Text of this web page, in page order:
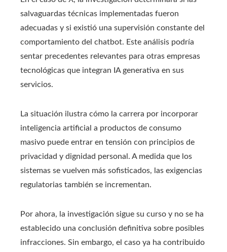
salvaguardas técnicas implementadas fueron
adecuadas y si existió una supervisión constante del
comportamiento del chatbot. Este análisis podría
sentar precedentes relevantes para otras empresas
tecnológicas que integran IA generativa en sus
servicios.
La situación ilustra cómo la carrera por incorporar
inteligencia artificial a productos de consumo
masivo puede entrar en tensión con principios de
privacidad y dignidad personal. A medida que los
sistemas se vuelven más sofisticados, las exigencias
regulatorias también se incrementan.
Por ahora, la investigación sigue su curso y no se ha
establecido una conclusión definitiva sobre posibles
infracciones. Sin embargo, el caso ya ha contribuido